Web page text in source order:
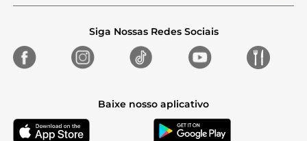
Siga Nossas Redes Sociais
Baixe nosso aplicativo